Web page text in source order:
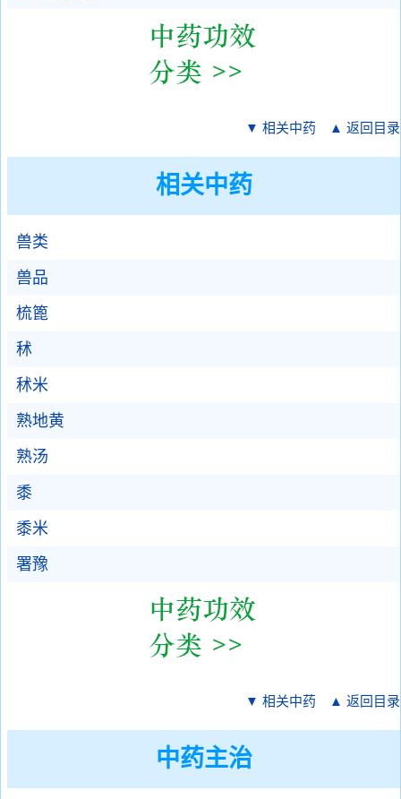
▼ 相关中药 ▲ 返回目录
相关中药
兽类
兽品
梳篦
秫
秫米
熟地黄
熟汤
黍
黍米
署豫
▼ 相关中药 ▲ 返回目录
中药主治